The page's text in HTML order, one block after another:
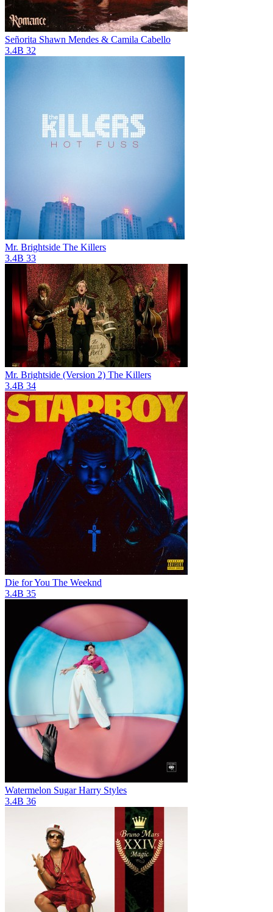
Señorita Shawn Mendes & Camila Cabello
3.4B 32
Mr. Brightside The Killers
3.4B 33
Mr. Brightside (Version 2) The Killers
3.4B 34
Die for You The Weeknd
3.4B 35
Watermelon Sugar Harry Styles
3.4B 36